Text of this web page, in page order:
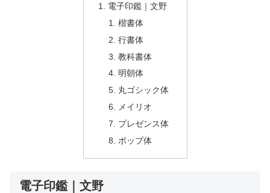
電子印鑑｜文野
楷書体
行書体
教科書体
明朝体
丸ゴシック体
メイリオ
プレゼンス体
ポップ体
電子印鑑｜文野